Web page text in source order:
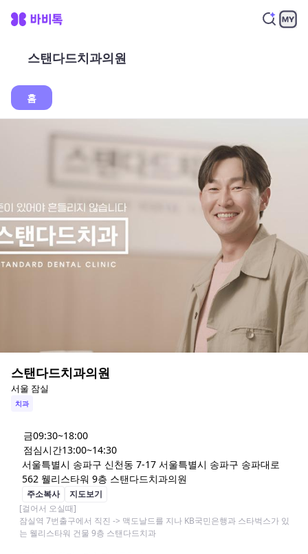
스탠다드치과의원
홈
스탠다드치과의원
서울 잠실
치과
금09:30~18:00
점심시간13:00~14:30
서울특별시 송파구 신천동 7-17 서울특별시 송파구 송파대로
562 웰리스타워 9층 스탠다드치과의원
주소복사
지도보기
[걸어서 오실때]
잠실역 7번출구에서 직진 -> 맥도날드를 지나 KB국민은행과 스타벅스가 있
는 웰리스타워 건물 9층 스탠다드치과